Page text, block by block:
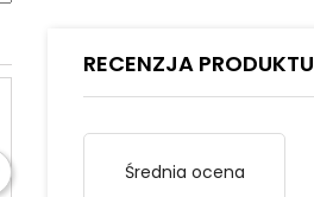
RECENZJA PRODUKTU
Średnia ocena